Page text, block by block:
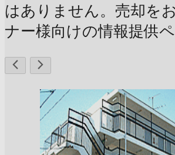
はありません。売却を
ナー様向けの情報提供ペ